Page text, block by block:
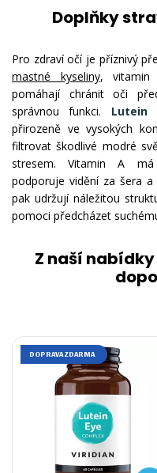
Doplňky
Pro zdraví očí je příznivý
mastné kyseliny,
pomáhají chránit oči
správnou funkci. Lutein
přirozeně ve vysokých
filtrovat škodlivé modré
stresem. Vitamin A má
podporuje vidění za šera
pak udržují náležitou
pomoci předcházet
Z naší
DOPRAVA ZDARMA